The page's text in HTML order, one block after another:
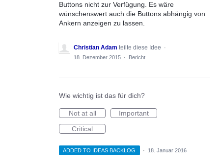
Buttons nicht zur Verfügung. Es wäre
wünschenswert auch die Buttons abhängig von
Ankern anzeigen zu lassen.
Christian Adam teilte diese Idee
·
18. Dezember 2015 · Bericht…
Wie wichtig ist das für dich?
Not at all
Important
Critical
ADDED TO IDEAS BACKLOG · 18. Januar 2016